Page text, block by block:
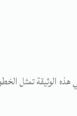
هذه الوثيقة تمثل